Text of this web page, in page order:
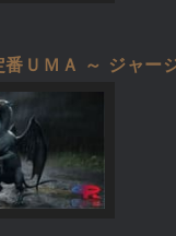
番ＵＭＡ ～ ジャー